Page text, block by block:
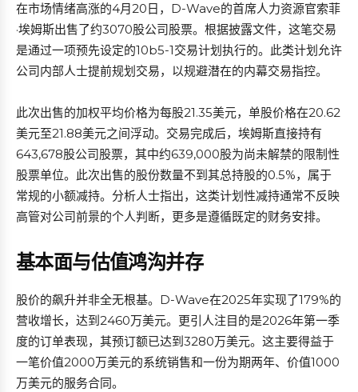
在市场情绪高涨的4月20日，D-Wave的首席人力资源官索菲
·埃姆斯出售了约3070股公司股票。根据披露文件，这笔交易
是通过一项预先设定的10b5-1交易计划执行的。此类计划允许
公司内部人士提前规划交易，以规避潜在的内幕交易指控。
此次出售的加权平均价格为每股21.35美元，单股价格在20.62
美元至21.88美元之间浮动。交易完成后，埃姆斯直接持有
643,678股公司股票，其中约639,000股为尚未解禁的限制性
股票单位。此次出售的股份数量不到其总持股的0.5%，属于
常规的小额减持。分析人士指出，这类计划性减持通常不反映
高管对公司前景的个人判断，更多是遵循既定的财务安排。
基本面与估值鸿沟并存
股价的飙升并非全无根基。D-Wave在2025年实现了179%的
营收增长，达到2460万美元。更引人注目的是2026年第一季
度的订单表现，其预订额已达到3280万美元。这主要得益于
一笔价值2000万美元的系统销售和一份为期两年、价值1000
万美元的服务合同。